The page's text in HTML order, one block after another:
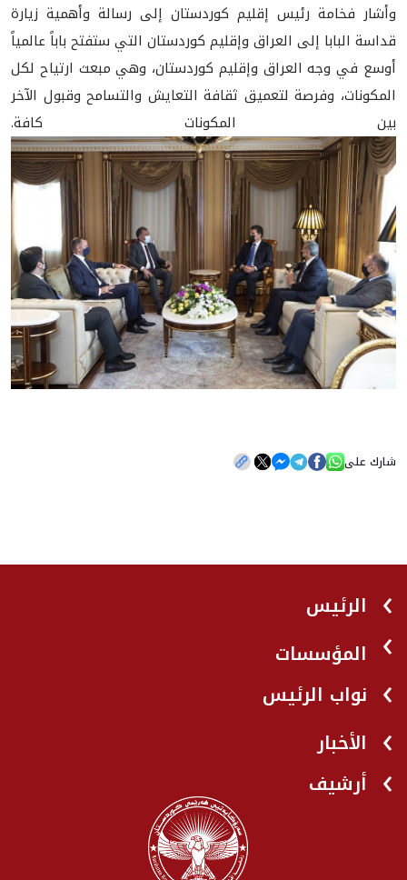
وأشار فخامة رئيس إقليم كوردستان إلى رسالة وأهمية زيارة
قداسة البابا إلى العراق وإقليم كوردستان التي ستفتح باباً عالمياً
أوسع في وجه العراق وإقليم كوردستان، وهي مبعث ارتياح لكل
المكونات، وفرصة لتعميق ثقافة التعايش والتسامح وقبول الآخر
بين المكونات كافة.
شارك على
الرئيس
المؤسسات
نواب الرئيس
الأخبار
أرشيف